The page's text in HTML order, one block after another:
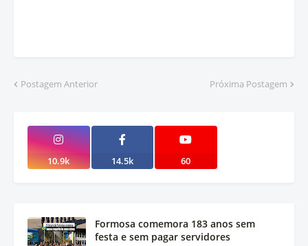
Postagem Anterior Próxima Postagem
10.9k 14.5k 60
Formosa comemora 183 anos sem
festa e sem pagar servidores